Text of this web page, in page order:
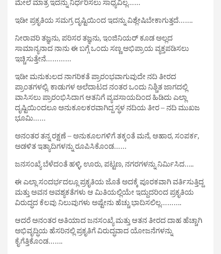
ಮೇಲೆ ಮಾತ್ರ ಇದನ್ನು ನಿರ್ಧರಿಸಲು ಸಾಧ್ಯವಿಲ್ಲ……
ಇಡೀ ಪ್ರಕೃತಿಯ ಸಮಗ್ರ ದೃಷ್ಟಿಯಿಂದ ಇದನ್ನು ವಿಶ್ಲೇಷಿಬೇಕಾಗುತ್ತದೆ…….
ನೀರಾವರಿ ತಜ್ಞನು, ಪರಿಸರ ತಜ್ಞನು, ಇಂಜಿನಿಯರ್ ಕೂಡ ಅಲ್ಲದ
ಸಾಮಾನ್ಯನಾದ ನಾನು ಈ ಬಗ್ಗೆ ಒಂದು ಸಣ್ಣ ಅಭಿಪ್ರಾಯ ವ್ಯಕ್ತಪಡಿಸಲು
ಇಚ್ಚಿಸುತ್ತೇನೆ…………
ಇಡೀ ಮನುಕುಲದ ನಾಗರಿಕತೆ ಪ್ರಾರಂಭವಾಗುವುದೇ ನದಿ ತೀರದ
ಪ್ರಾಂತಗಳಲ್ಲಿ. ಕಾಡುಗಳ ಅಲೆದಾಟದ ನಂತರ ಒಂದು ನಿಶ್ಚಿತ ಜಾಗದಲ್ಲಿ
ವಾಸಿಸಲು ಪ್ರಾರಂಭಿಸಿದಾಗ ಆತನಿಗೆ ವ್ಯವಸಾಯದಿಂದ ಹಿಡಿದು ಎಲ್ಲಾ
ದೃಷ್ಟಿಯಿಂದಲೂ ಅನುಕೂಲಕರವಾಗಿದ್ದ ಸ್ಥಳ ನದಿಯ ತೀರ – ನದಿ ಮುಖಜ
ಭೂಮಿ……
ಅನಂತರ ತನ್ನ ರಕ್ಷಣೆ – ಅನುಕೂಲಗಳಿಗೆ ತಕ್ಕಂತೆ ಮನೆ, ಆಹಾರ, ಸಂಪರ್ಕ,
ಅಡಳಿತ ಇತ್ಯಾದಿಗಳನ್ನು ರೂಪಿಸಿಕೊಂಡ……
ಜನಸಂಖ್ಯೆ ಬೆಳೆದಂತೆ ಹಳ್ಳಿ, ಊರು, ಪಟ್ಟಣ, ನಗರಗಳನ್ನು ನಿರ್ಮಿಸಿದ…..
ಈ ಎಲ್ಲಾ ಸಂದರ್ಭದಲ್ಲೂ ಪ್ರಕೃತಿಯ ಜೊತೆ ಅದಕ್ಕೆ ಪೂರಕವಾಗಿ ವರ್ತಿಸುತ್ತಿದ್ದ
ಮತ್ತು ಅವನ ಅವಶ್ಯಕತೆಗಳು ಆ ಮಿತಿಯಲ್ಲಿಯೇ ಇದ್ದುದರಿಂದ ಪ್ರಕೃತಿಯ
ವಿರುದ್ಧದ ಕೆಲವು ನಿಲುವುಗಳು ಅಷ್ಟೇನು ಹೆಚ್ಚು ಭಾದಿಸಲಿಲ್ಲ……….
ಆದರೆ ಅನಂತರ ಅತಿಯಾದ ಜನಸಂಖ್ಯೆ ಮತ್ತು ಆತನ ತೀರದ ದಾಹ ಹೆಚ್ಚಾಗಿ
ಅಭಿವೃದ್ಧಿಯ ಹೆಸರಿನಲ್ಲಿ ಪ್ರಕೃತಿಗೆ ವಿರುದ್ಧವಾದ ಯೋಜನೆಗಳನ್ನು
ಕೈಗೆತ್ತಿಕೊಂಡ…….